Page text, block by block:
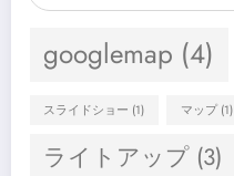
googlemap (4)
スライドショー (1) マップ(1)
ライトアップ (3)